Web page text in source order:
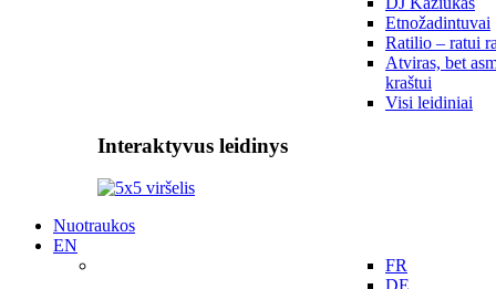
Etnožadintuvai
Ratilio – ratui
Atviras, bet
kraštui
Visi leidiniai
Interaktyvus leidinys
Nuotraukos
EN
FR